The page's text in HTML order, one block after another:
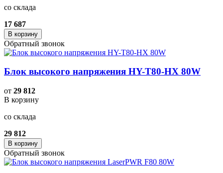
со склада
17 687
В корзину
Обратный звонок
Блок высокого напряжения HY-T80-HX 80W
от 29 812
В корзину
со склада
29 812
В корзину
Обратный звонок